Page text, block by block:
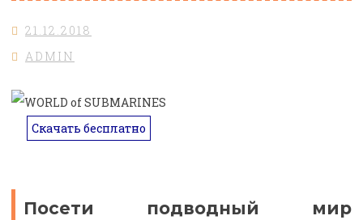
21.12.2018
ADMIN
Скачать бесплатно
Посети подводный мир